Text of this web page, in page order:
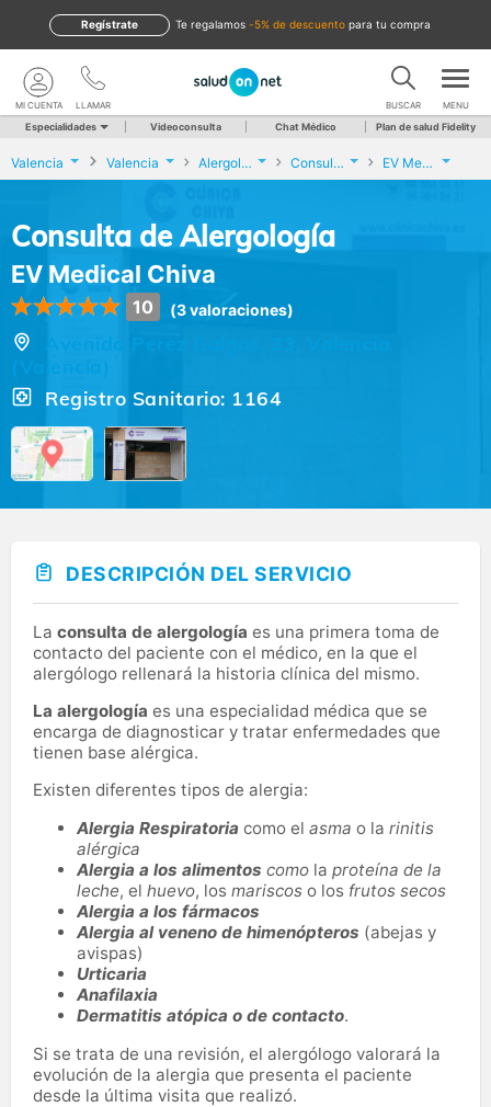
te regalamos -5% de descuento para tu compra
Regístrate
LLAMAR
MI CUENTA BUSCAR MENU
Especialidades Videoconsulta Chat Médico Plan de salud Fidelity
Valencia Valencia Alergología Consulta de Alergología EV Medical Chiva
Consulta de Alergología
EV Medical Chiva
10 (3 valoraciones)
Registro Sanitario: 1164
DESCRIPCIÓN DEL SERVICIO
La consulta de alergología es una primera toma de
contacto del paciente con el médico, en la que el
alergólogo rellenará la historia clínica del mismo.
La alergología es una especialidad médica que se
encarga de diagnosticar y tratar enfermedades que
tienen base alérgica.
Existen diferentes tipos de alergia:
Alergia Respiratoria como el asma o la rinitis
alérgica
Alergia a los alimentos como la proteína de la
leche, el huevo, los mariscos o los frutos secos
Alergia a los fármacos
Alergia al veneno de himenópteros (abejas y
avispas)
Urticaria
Anafilaxia
Dermatitis atópica o de contacto.
Si se trata de una revisión, el alergólogo valorará la
evolución de la alergia que presenta el paciente
desde la última visita que realizó.